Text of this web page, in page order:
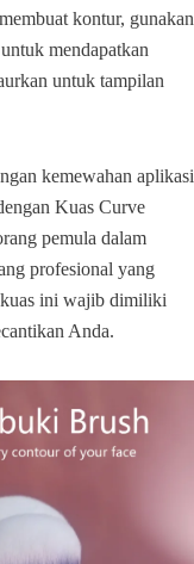
kontur, gunakan
mendapatkan
untuk tampilan
kemewahan aplikasi
Kuas Curve
pemula dalam
profesional yang
kuas ini wajib dimiliki
Anda.